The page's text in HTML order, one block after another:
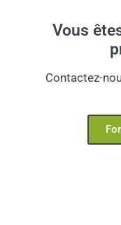
Vous
Contactez-